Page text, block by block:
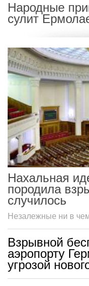
Народные
сулит
Нахальная
породила
случилось
Незалежные ни в
Взрывной
аэропорту
угрозой